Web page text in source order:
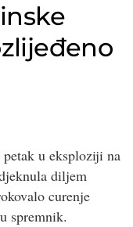
u eksploziji na
diljem
curenje
spremnik.